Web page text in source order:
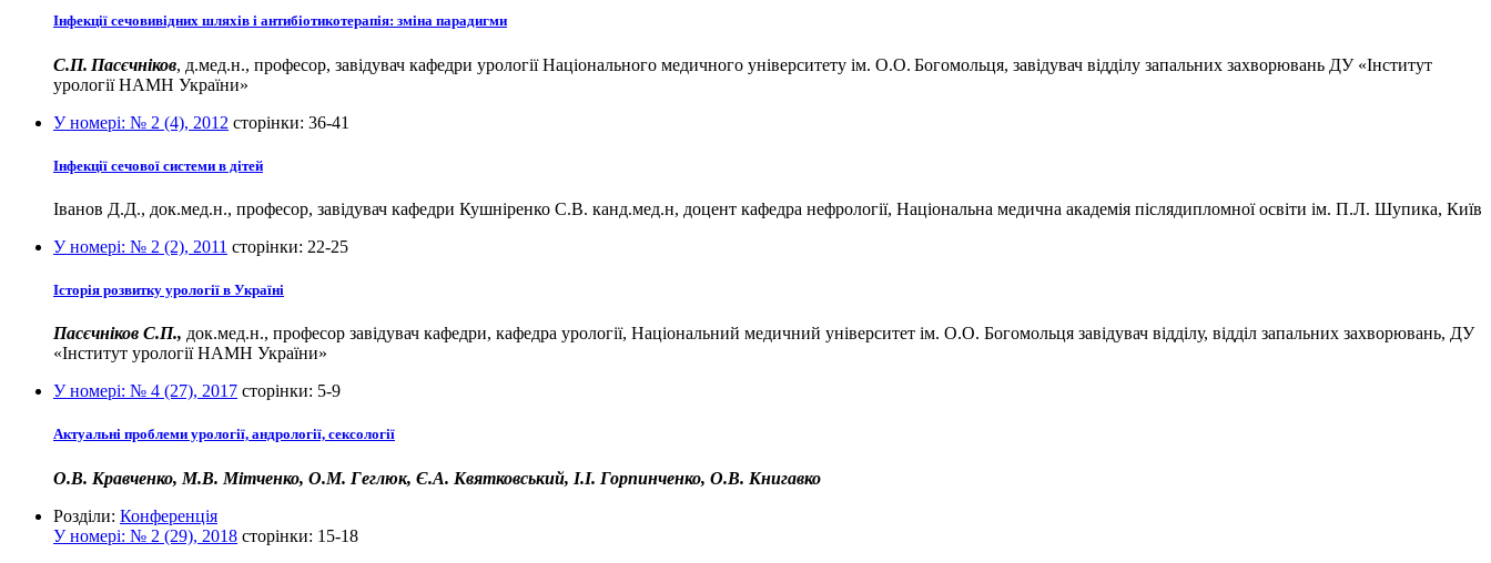
Інфекції сечовивідних шляхів і антибіотикотерапія: зміна парадигми
С.П. Пасєчніков, д.мед.н., професор, завідувач кафедри урології Національного медичного університету ім. О.О. Богомольця, завідувач відділу запальних захворювань ДУ «Інститут
урології НАМН України»
У номері: № 2 (4), 2012 сторінки: 36-41
Інфекції сечової системи в дітей
Іванов Д.Д., док.мед.н., професор, завідувач кафедри Кушніренко С.В. канд.мед.н, доцент кафедра нефрології, Національна медична академія післядипломної освіти ім. П.Л. Шупика, Київ
У номері: № 2 (2), 2011 сторінки: 22-25
Історія розвитку урології в Україні
Пасєчніков С.П., док.мед.н., професор завідувач кафедри, кафедра урології, Національний медичний університет ім. О.О. Богомольця завідувач відділу, відділ запальних захворювань, ДУ
«Інститут урології НАМН України»
У номері: № 4 (27), 2017 сторінки: 5-9
Актуальні проблеми урології, андрології, сексології
О.В. Кравченко, М.В. Мітченко, О.М. Геглюк, Є.А. Квятковський, І.І. Горпинченко, О.В. Книгавко
Розділи: Конференція
У номері: № 2 (29), 2018 сторінки: 15-18